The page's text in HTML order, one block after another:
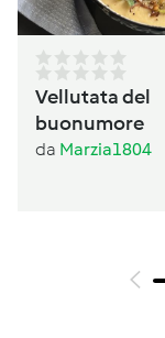
Vellutata del
buonumore
da Marzia1804